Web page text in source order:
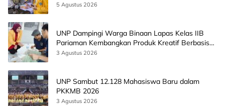
5 Agustus 2026
UNP Dampingi Warga Binaan Lapas Kelas IIB
Pariaman Kembangkan Produk Kreatif Berbasis
AI
3 Agustus 2026
UNP Sambut 12.128 Mahasiswa Baru dalam
PKKMB 2026
3 Agustus 2026